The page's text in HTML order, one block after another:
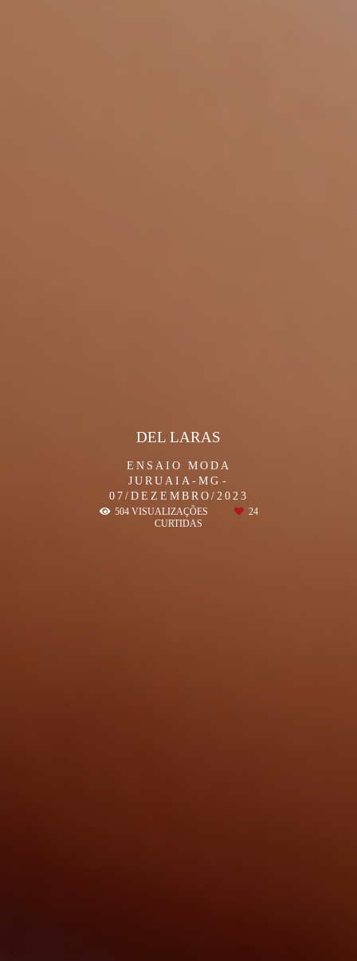
ENSAIO MODA
JURUAIA-MG
07/DEZEMBRO/2023
DEL LARAS
504VISUALIZAÇÕES
24
CURTIDAS